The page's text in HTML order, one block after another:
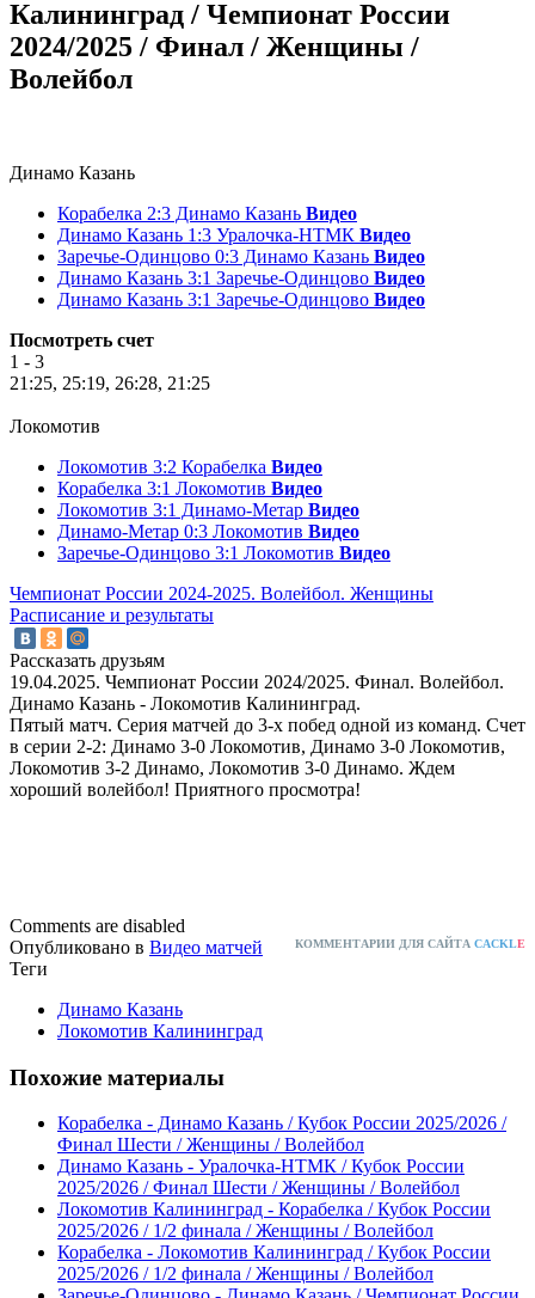
Калининград / Чемпионат России
2024/2025 / Финал / Женщины /
Волейбол
Динамо Казань
Корабелка 2:3 Динамо Казань Видео
Динамо Казань 1:3 Уралочка-НТМК Видео
Заречье-Одинцово 0:3 Динамо Казань Видео
Динамо Казань 3:1 Заречье-Одинцово Видео
Динамо Казань 3:1 Заречье-Одинцово Видео
Посмотреть счет
1 - 3
21:25, 25:19, 26:28, 21:25
Локомотив
Локомотив 3:2 Корабелка Видео
Корабелка 3:1 Локомотив Видео
Локомотив 3:1 Динамо-Метар Видео
Динамо-Метар 0:3 Локомотив Видео
Заречье-Одинцово 3:1 Локомотив Видео
Чемпионат России 2024-2025. Волейбол. Женщины
Расписание и результаты
Рассказать друзьям
19.04.2025. Чемпионат России 2024/2025. Финал. Волейбол.
Динамо Казань - Локомотив Калининград.
Пятый матч. Серия матчей до 3-х побед одной из команд. Счет
в серии 2-2: Динамо 3-0 Локомотив, Динамо 3-0 Локомотив,
Локомотив 3-2 Динамо, Локомотив 3-0 Динамо. Ждем
хороший волейбол! Приятного просмотра!
Comments are disabled
КОММЕНТАРИИ ДЛЯ САЙТА CACKLE
Опубликовано в Видео матчей
Теги
Динамо Казань
Локомотив Калининград
Похожие материалы
Корабелка - Динамо Казань / Кубок России 2025/2026 /
Финал Шести / Женщины / Волейбол
Динамо Казань - Уралочка-НТМК / Кубок России
2025/2026 / Финал Шести / Женщины / Волейбол
Локомотив Калининград - Корабелка / Кубок России
2025/2026 / 1/2 финала / Женщины / Волейбол
Корабелка - Локомотив Калининград / Кубок России
2025/2026 / 1/2 финала / Женщины / Волейбол